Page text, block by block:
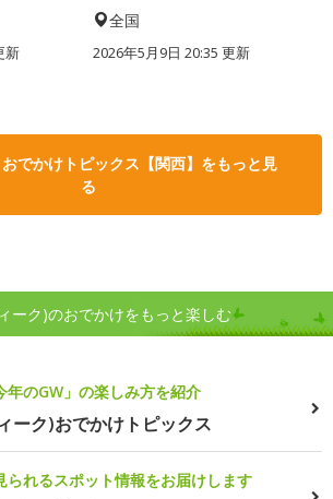
新
全国
2026年5月9日 20:35 更新
でかけトピックス【関西】をもっと見
る
ーク)のおでかけをもっと楽しむ
年のGW」の楽しみ方を紹介
ーク)おでかけトピックス
られるスポット情報をお届けします